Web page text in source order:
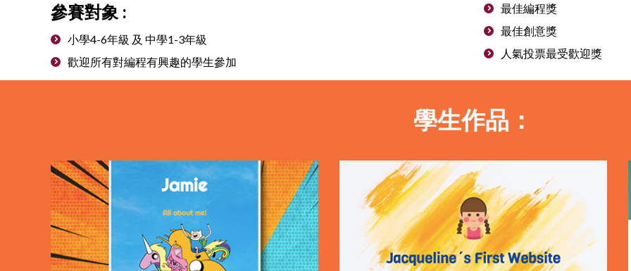
參賽對象 :
小學4-6年級 及 中學1-3年級
歡迎所有對編程有興趣的學生參加
最佳編程獎
最佳創意獎
人氣投票最受歡迎獎
學生作品：